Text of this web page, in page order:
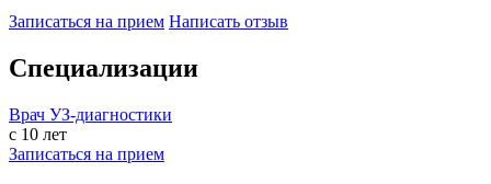
Записаться на прием Написать отзыв
Специализации
Врач УЗ-диагностики
с 10 лет
Записаться на прием